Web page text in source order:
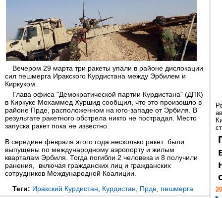
Вечером 29 марта три ракеты упали в районе дислокации
сил пешмерга Иракского Курдистана между Эрбилем и
Киркуком.
Глава офиса "Демократической партии Курдистана" (ДПК)
в Киркуке Мохаммед Хуршид сообщил, что это произошло в
районе Прде, расположенном на юго-западе от Эрбиля. В
результате ракетного обстрела никто не пострадал. Место
запуска ракет пока не известно.
В середине февраля этого года несколько ракет были
выпущены по международному аэропорту и жилым
кварталам Эрбиля. Тогда погибли 2 человека и 8 получили
ранения, включая гражданских лиц и гражданских
сотрудников Международной Коалиции.
Теги: Иракский Курдистан Курдистан Прде пешмерга